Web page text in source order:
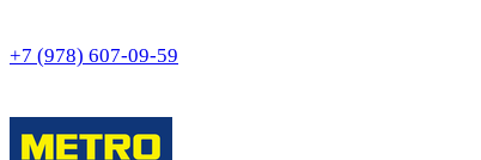
+7 (978) 607-09-59